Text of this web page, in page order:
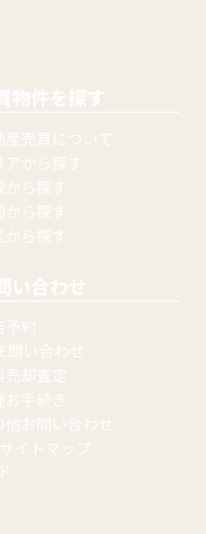
物件を探す
産売買について
アから探す
から探す
から探す
から探す
い合わせ
予約
問い合わせ
売却査定
お手続き
他お問い合わせ
サイトマップ